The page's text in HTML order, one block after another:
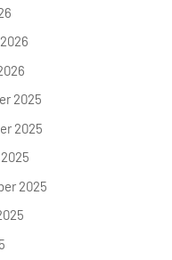
2025
2025
2025